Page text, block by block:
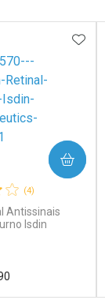
FAVORITOS
(4)
Antissinais
Isdin
COMPRAR